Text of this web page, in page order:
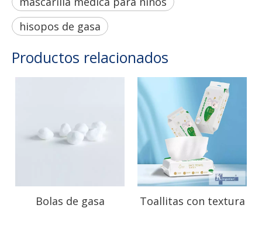
hisopos de gasa
Productos relacionados
Bolas de gasa
Toallitas con textura